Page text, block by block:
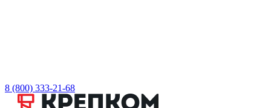
8 (800) 333-21-68